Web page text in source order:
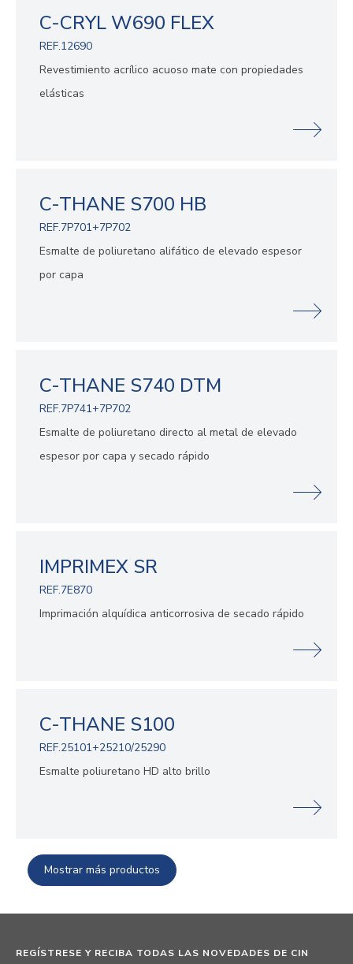
C-CRYL W690 FLEX
REF.12690
Revestimiento acrílico acuoso mate con propiedades
elásticas
C-THANE S700 HB
REF.7P701+7P702
Esmalte de poliuretano alifático de elevado espesor
por capa
C-THANE S740 DTM
REF.7P741+7P702
Esmalte de poliuretano directo al metal de elevado
espesor por capa y secado rápido
IMPRIMEX SR
REF.7E870
Imprimación alquídica anticorrosiva de secado rápido
C-THANE S100
REF.25101+25210/25290
Esmalte poliuretano HD alto brillo
Mostrar más productos
REGÍSTRESE Y RECIBA TODAS LAS NOVEDADES DE CIN